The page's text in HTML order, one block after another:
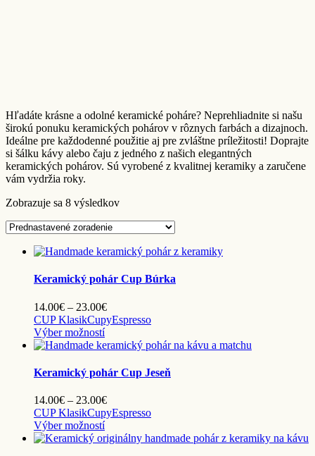
Hľadáte krásne a odolné keramické poháre? Neprehliadnite si našu
širokú ponuku keramických pohárov v rôznych farbách a dizajnoch.
Ideálne pre každodenné použitie aj pre zvláštne príležitosti! Doprajte
si šálku kávy alebo čaju z jedného z našich elegantných
keramických pohárov. Sú vyrobené z kvalitnej keramiky a zaručene
vám vydržia roky.
Zobrazuje sa 8 výsledkov
Keramický pohár Cup Búrka
14.00€ – 23.00€Price
range:
through
CUP KlasikCupyEspresso
Výber možnostíTento
produkt
viacero
variantov.
Možnosti
si
môžete
vybrať
na
Keramický pohár Cup Jeseň
14.00€ – 23.00€Price
range:
through
CUP KlasikCupyEspresso
Výber možnostíTento
produkt